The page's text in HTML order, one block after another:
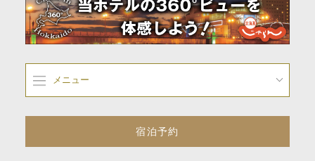
メニュー
宿泊予約